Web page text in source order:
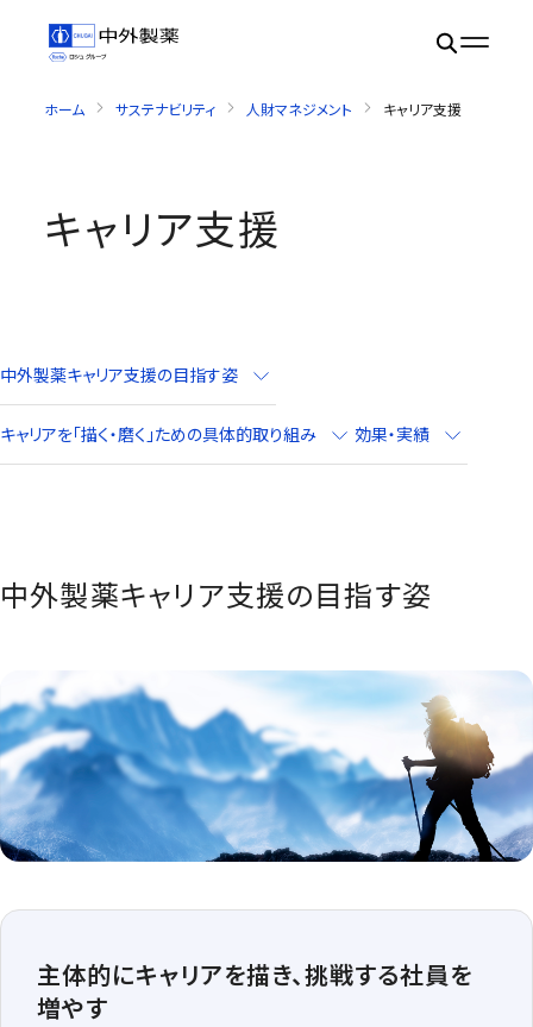
ホーム サステナビリティ 人財マネジメント キャリア支援
キャリア支援
中外製薬キャリア支援の目指す姿
キャリアを「描く・磨く」ための具体的取り組み 効果・実績
中外製薬キャリア支援の目指す姿
主体的にキャリアを描き、挑戦する社員を
増やす